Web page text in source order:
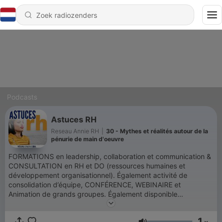
Podcasts
Astuces RH
Reseau Annie RH
30 - Mythes et réalités autour de la
pénurie de main d'oeuvre
FORMATIONS en leadership, collaboration et communication &
CONSULTATION en RH et DO (ressources humaines et
développement organisationnel). Également activité de
consolidation d’équipe, CONFÉRENCE, WEBINAIRE et
Animation de grands groupes. Également disponible
gratuitement : balado (podcast) ASTUCES RH et BLOG